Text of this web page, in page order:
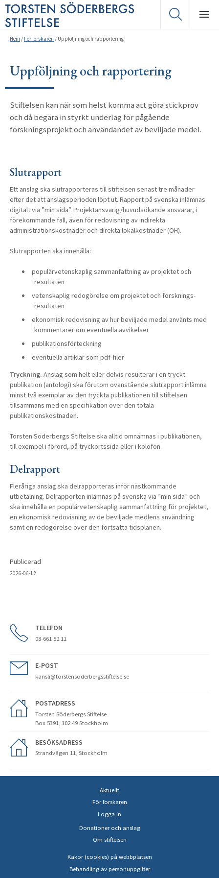
Hem / För forskaren / Uppföljning och rapportering
Uppföljning och rapportering
Stiftelsen kan när som helst komma att göra stickprov
och då begära in styrkt underlag för pågående
forskningsprojekt och användandet av beviljade medel.
Publicerad
2026-06-12
Slutrapport
Ett anslag ska slutrapporteras till stiftelsen senast tre månader
efter det att anslagsperioden löpt ut. Rapport på svenska inlämnas
digitalt via ”min sida”. Projektansvarig/huvud­sökande ansvarar, i
förekommande fall, även för redovisning av indirekta
administrationskostnader och direkta lokalkostnader (OH).
Slutrapporten ska innehålla:
populärvetenskaplig sammanfattning av projektet och
resultaten
vetenskaplig redogörelse om projektet och forsknings­
resultaten
ekonomisk redovisning av hur beviljade medel använts med
kommentarer om eventuella avvikelser
publikationsförteckning
eventuella artiklar som pdf-filer
Tryckning. Anslag som helt eller delvis resulterar i en tryckt
publikation (antologi) ska förutom ovanstående slutrapport inlämna
minst två exemplar av den tryckta publikationen till stiftelsen
tillsammans med en specifikation över den totala
publikationskostnaden.
Torsten Söderbergs Stiftelse ska alltid omnämnas i publikationen,
till exempel i förord, på tryckortssida eller i kolofon.
Delrapport
Fleråriga anslag ska delrapporteras inför nästkommande
utbetalning. Delrapporten inlämnas på svenska via ”min sida” och
ska innehålla en populärvetenskaplig sammanfattning för projektet,
en ekonomisk redovisning av de beviljade medlens användning
samt en redogörelse över den fortsatta tidsplanen.
TELEFON
08-661 52 11
E-POST
kansli@torstensoderbergsstiftelse.se
POSTADRESS
Torsten Söderbergs Stiftelse
Box 5391, 102 49 Stockholm
BESÖKSADRESS
Strandvägen 11, Stockholm
Aktuellt
För forskaren
Logga in
Donationer och anslag
Om stiftelsen
Kakor (cookies) på webbplatsen
Behandling av personuppgifter